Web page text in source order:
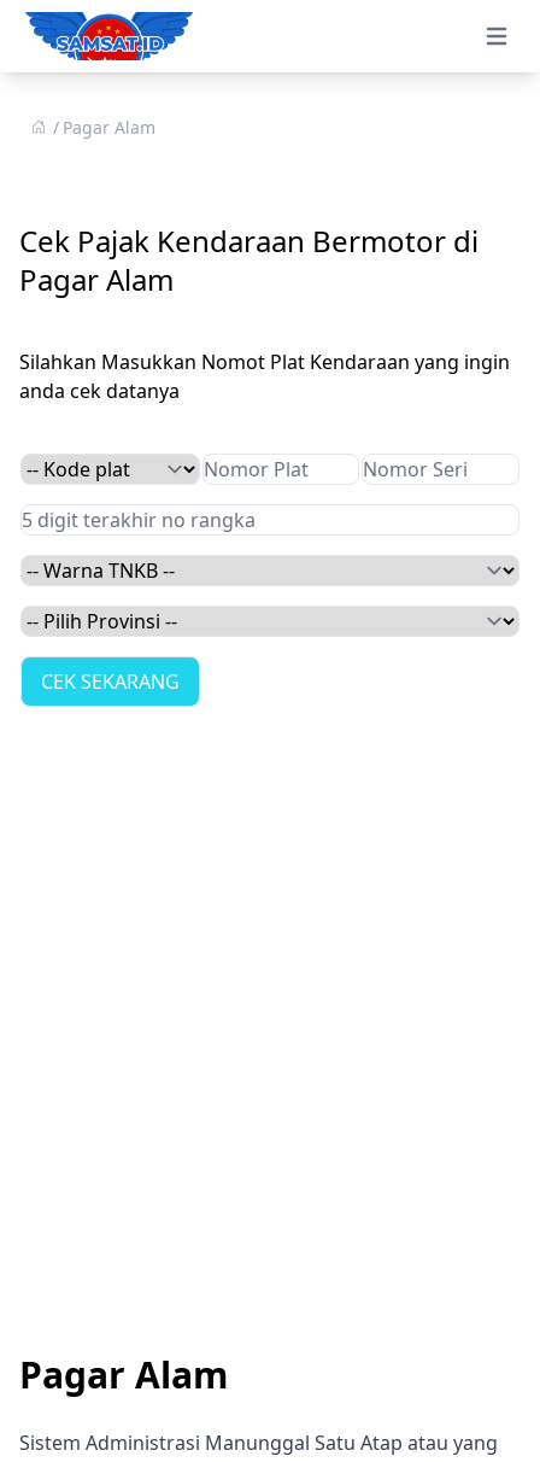
Open
Pagar Alam
Cek Pajak Kendaraan Bermotor di
Pagar Alam
Silahkan Masukkan Nomot Plat Kendaraan yang ingin
anda cek datanya
Pagar Alam
Sistem Administrasi Manunggal Satu Atap atau yang